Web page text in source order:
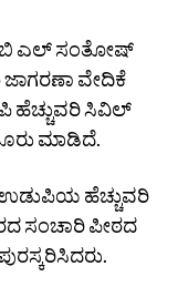
ಬಿ ಎಲ್‌ ಸಂತೋಷ್‌
ವೇದಿಕೆ
ಹೆಚ್ಚುವರಿ ಸಿವಿಲ್‌
ಮಾಡಿದೆ.
ಹೆಚ್ಚುವರಿ
ಸಂಚಾರಿ ಪೀಠದ